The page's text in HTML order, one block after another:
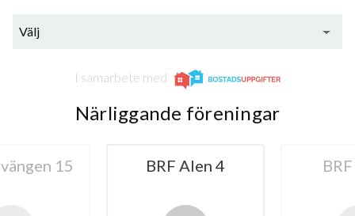
Välj
I samarbete med
Närliggande föreningar
15 BRF Alen 4